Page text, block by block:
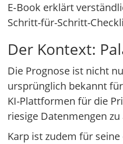
E‑Book erklärt
Schritt-für-Schritt-
Der Kontext:
Die Prognose ist nicht
ursprünglich bekannt
KI-Plattformen für die
riesige Datenmengen
Karp ist zudem für